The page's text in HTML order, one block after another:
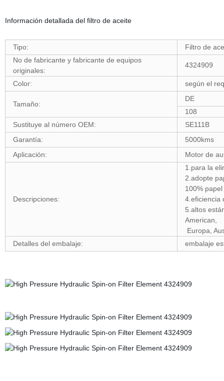
Información detallada del filtro de aceite
Tipo:
Filtro de
No de fabricante y fabricante de equipos
originales:
4324909
Color: según el
Tamaño:
DE
108
Sustituye al número OEM:
SE111B
Garantía:
5000kms
Aplicación:
Motor de
Descripciones:
1.para la
2.adopte
100%
4.eficiencia
5.altos
American,
Europa,
Detalles del embalaje:
embalaje